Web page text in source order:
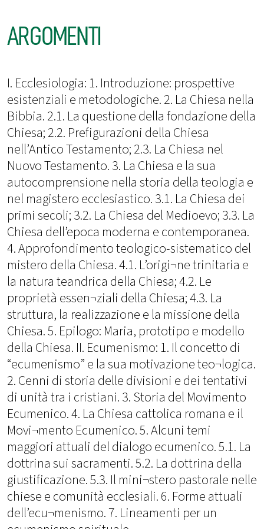
ARGOMENTI
I. Ecclesiologia: 1. Introduzione: prospettive
esistenziali e metodologiche. 2. La Chiesa nella
Bibbia. 2.1. La questione della fondazione della
Chiesa; 2.2. Prefigurazioni della Chiesa
nell’Antico Testamento; 2.3. La Chiesa nel
Nuovo Testamento. 3. La Chiesa e la sua
autocomprensione nella storia della teologia e
nel magistero ecclesiastico. 3.1. La Chiesa dei
primi secoli; 3.2. La Chiesa del Medioevo; 3.3. La
Chiesa dell’epoca moderna e contemporanea.
4. Approfondimento teologico-sistematico del
mistero della Chiesa. 4.1. L’origi¬ne trinitaria e
la natura teandrica della Chiesa; 4.2. Le
proprietà essen¬ziali della Chiesa; 4.3. La
struttura, la realizzazione e la missione della
Chiesa. 5. Epilogo: Maria, prototipo e modello
della Chiesa. II. Ecumenismo: 1. Il concetto di
“ecumenismo” e la sua motivazione teo¬logica.
2. Cenni di storia delle divisioni e dei tentativi
di unità tra i cristiani. 3. Storia del Movimento
Ecumenico. 4. La Chiesa cattolica romana e il
Movi¬mento Ecumenico. 5. Alcuni temi
maggiori attuali del dialogo ecumenico. 5.1. La
dottrina sui sacramenti. 5.2. La dottrina della
giustificazione. 5.3. Il mini¬stero pastorale nelle
chiese e comunità ecclesiali. 6. Forme attuali
dell’ecu¬menismo. 7. Lineamenti per un